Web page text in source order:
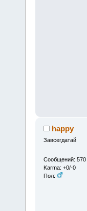
happy
Завсегдатай
Сообщений: 570
Karma: +0/-0
Пол: